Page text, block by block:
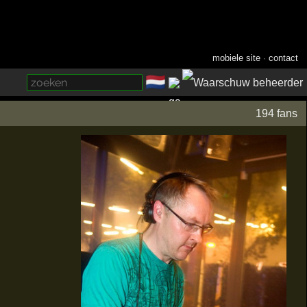
mobiele site ·contact
🇳🇱
194 fans